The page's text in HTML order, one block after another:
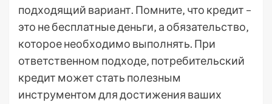
подходящий вариант. Помните‚ что кредит –
это не бесплатные деньги‚ а обязательство‚
которое необходимо выполнять. При
ответственном подходе‚ потребительский
кредит может стать полезным
инструментом для достижения ваших